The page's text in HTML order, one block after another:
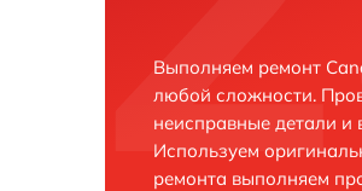
Выполняем ремонт
любой сложности.
неисправные детали и
Используем
ремонта выполняем